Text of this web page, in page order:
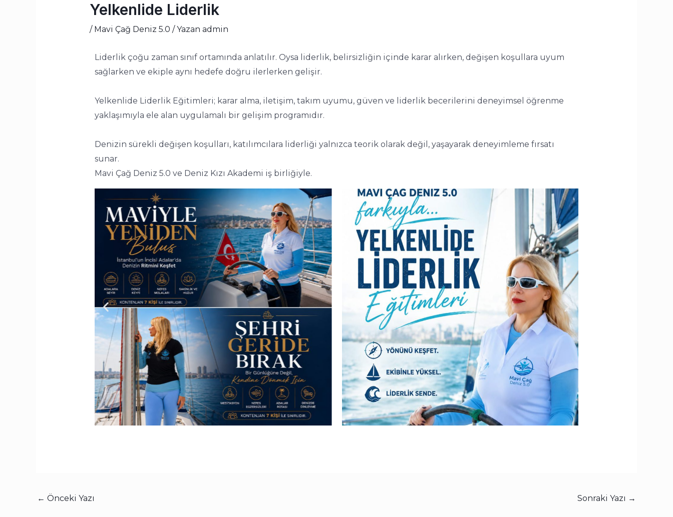
Yelkenlide Liderlik
/ Mavi Çağ Deniz 5.0 / Yazan admin
Liderlik çoğu zaman sınıf ortamında anlatılır. Oysa liderlik, belirsizliğin içinde karar alırken, değişen koşullara uyum
sağlarken ve ekiple aynı hedefe doğru ilerlerken gelişir.
Yelkenlide Liderlik Eğitimleri; karar alma, iletişim, takım uyumu, güven ve liderlik becerilerini deneyimsel öğrenme
yaklaşımıyla ele alan uygulamalı bir gelişim programıdır.
Denizin sürekli değişen koşulları, katılımcılara liderliği yalnızca teorik olarak değil, yaşayarak deneyimleme fırsatı
sunar.
Mavi Çağ Deniz 5.0 ve Deniz Kızı Akademi iş birliğiyle.
← Önceki Yazı Sonraki Yazı →